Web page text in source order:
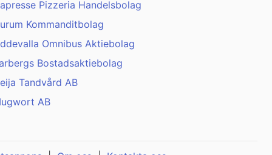
Pizzeria Handelsbolag
Kommanditbolag
Omnibus Aktiebolag
Bostadsaktiebolag
Tandvård AB
AB